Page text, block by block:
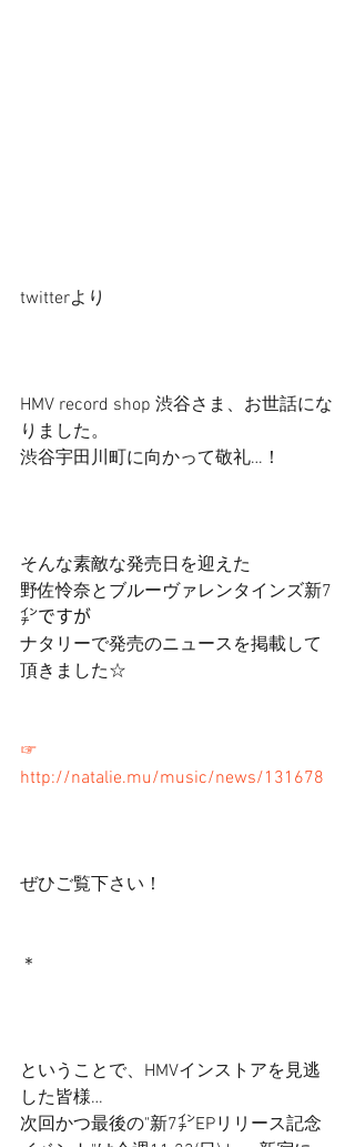
twitterより
HMV record shop 渋谷さま、お世話にな
りました。
渋谷宇田川町に向かって敬礼…！
そんな素敵な発売日を迎えた
野佐怜奈とブルーヴァレンタインズ新7
㌅ですが
ナタリーで発売のニュースを掲載して
頂きました☆
☞
http://natalie.mu/music/news/131678
ぜひご覧下さい！
＊
ということで、HMVインストアを見逃
した皆様…
次回かつ最後の"新7㌅EPリリース記念